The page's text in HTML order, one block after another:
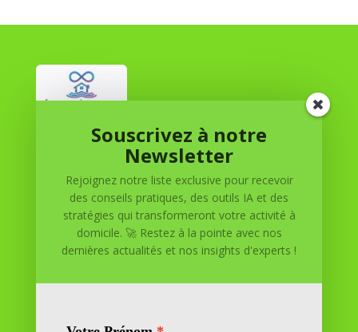
Réussite à Domicile
Réussite à Domicile est votre partenaire de confiance
pour atteindre vos objectifs depuis le confort de votre
maison. Nous offrons des solutions personnalisées pour
vous aider à réussir.
Souscrivez à notre
Newsletter
Rejoignez notre liste exclusive pour recevoir
des conseils pratiques, des outils IA et des
stratégies qui transformeront votre activité à
domicile. 🚀 Restez à la pointe avec nos
dernières actualités et nos insights d'experts !